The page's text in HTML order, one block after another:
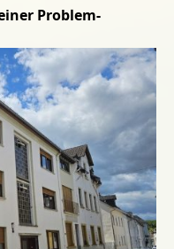
Problem-